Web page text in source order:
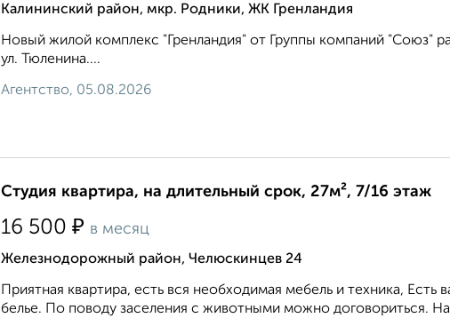
Калининский район, мкр. Родники, ЖК Гренландия
Новый жилой комплекс "Гренландия" от Группы компаний "Союз"
ул. Тюленина....
Агентство, 05.08.2026
Студия квартира, на длительный срок, 27м², 7/16 этаж
16 500 ₽ в месяц
Железнодорожный район, Челюскинцев 24
Приятная квартира, есть вся необходимая мебель и техника, Есть
белье. По поводу заселения с животными можно договориться.